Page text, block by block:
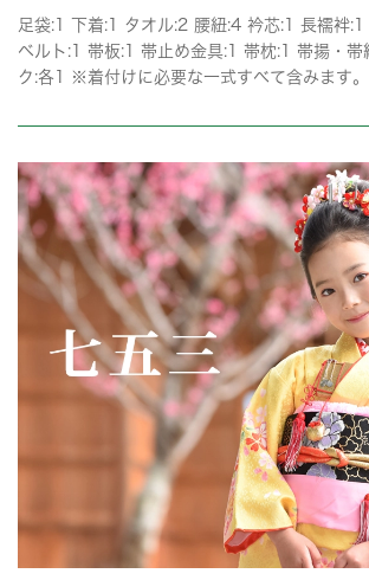
足袋:1 下着:1 タオル:2 腰紐:4 衿芯:1 長襦袢
ベルト:1 帯板:1 帯止め金具:1 帯枕:1 帯揚・帯
ク:各1 ※着付けに必要な一式すべて含みます。